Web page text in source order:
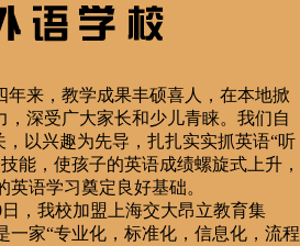
来，教学成果丰硕喜人，在本地掀
深受广大家长和少儿青睐。我们自
，以兴趣为先导，扎扎实实抓英语“听
能，使孩子的英语成绩螺旋式上升，
英语学习奠定良好基础。
日，我校加盟上海交大昂立教育集
一家“专业化，标准化，信息化，流程